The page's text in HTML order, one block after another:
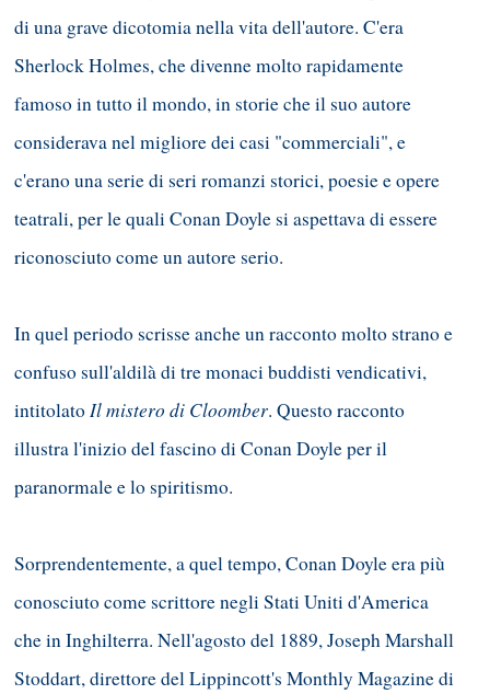
di una grave dicotomia nella vita dell'autore. C'era
Sherlock Holmes, che divenne molto rapidamente
famoso in tutto il mondo, in storie che il suo autore
considerava nel migliore dei casi "commerciali", e
c'erano una serie di seri romanzi storici, poesie e opere
teatrali, per le quali Conan Doyle si aspettava di essere
riconosciuto come un autore serio.
In quel periodo scrisse anche un racconto molto strano e
confuso sull'aldilà di tre monaci buddisti vendicativi,
intitolato Il mistero di Cloomber. Questo racconto
illustra l'inizio del fascino di Conan Doyle per il
paranormale e lo spiritismo.
Sorprendentemente, a quel tempo, Conan Doyle era più
conosciuto come scrittore negli Stati Uniti d'America
che in Inghilterra. Nell'agosto del 1889, Joseph Marshall
Stoddart, direttore del Lippincott's Monthly Magazine di